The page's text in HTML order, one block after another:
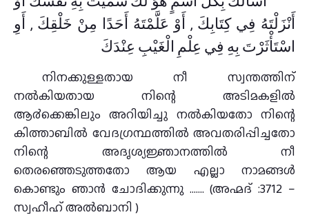
أَنْزَلْتَهُ فِي كِتَابِكَ , أَوْ عَلَّمْتَهُ أَحَدًا مِنْ خَلْقِكَ , أَوِ
اسْتَأْثَرْتَ بِهِ فِي عِلْمِ الْغَيْبِ عِنْدَكَ
നിനക്കുള്ളതായ നീ സ്വന്തത്തിന്
നല്‍കിയതായ നിന്റെ അടിമകളില്‍
ആ൪ക്കെങ്കിലും അറിയിച്ചു നല്‍കിയതോ നിന്റെ
കിത്താബില്‍ വേദഗ്രന്ഥത്തില്‍ അവതരിപ്പിച്ചതോ
നിന്റെ അദൃശ്യജ്ഞാനത്തില്‍ നീ
തെരഞ്ഞെടുത്തതോ ആയ എല്ലാ നാമങ്ങള്‍
കൊണ്ടും ഞാന്‍ ചോദിക്കുന്നു ……. (അഹ്മദ് :3712 –
സ്വഹീഹ് അല്‍ബാനി )